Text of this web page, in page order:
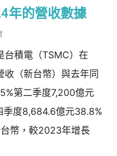
年的營收數據
積電（TSMC）在
（新台幣）與去年同
第二季度7,200億元
季度8,684.6億元38.8%
幣，較2023年增長